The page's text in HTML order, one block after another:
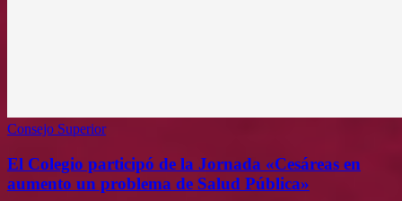
Consejo Superior
El Colegio participó de la Jornada «Cesáreas en
aumento un problema de Salud Pública»